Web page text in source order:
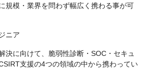
規模・業界を問わず幅広く携わる事が可
ニア
決に向けて、脆弱性診断・SOC・セキュ
支援の4つの領域の中から携わってい